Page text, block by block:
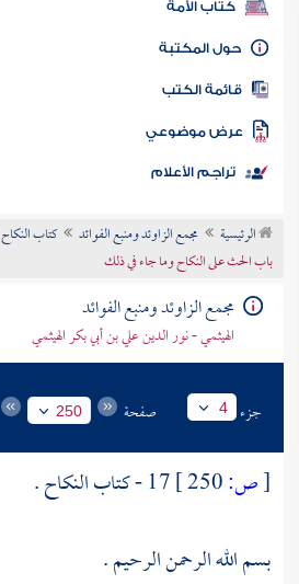
كتاب الأمة
المكتبة
الكتب
موضوعي
تراجم الأعلام
الرئيسية مجمع الزاوئد ومنبع الفوائد
كتاب النكاح
باب الحث على النكاح وما جاء في ذلك
مجمع الزاوئد ومنبع الفوائد
الهيثمي - نور الدين علي بن أبي بكر الهيثمي
جزء 4 صفحة 250
[ص:
17 - كتاب النكاح .
بسم الله الرحمن الرحيم .